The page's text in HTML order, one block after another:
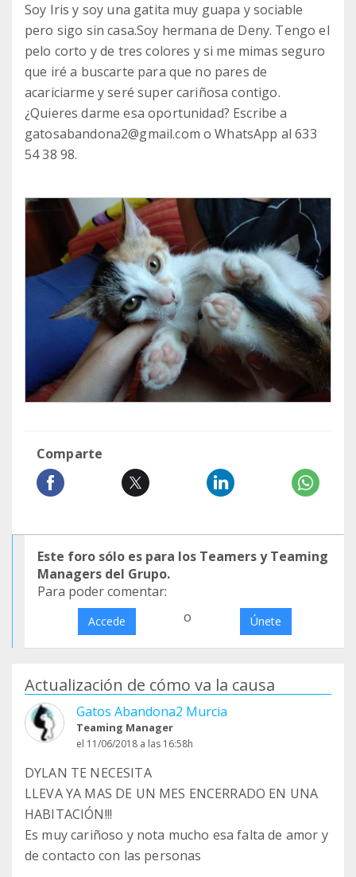
Soy Iris y soy una gatita muy guapa y sociable
pero sigo sin casa.Soy hermana de Deny. Tengo el
pelo corto y de tres colores y si me mimas seguro
que iré a buscarte para que no pares de
acariciarme y seré super cariñosa contigo.
¿Quieres darme esa oportunidad? Escribe a
gatosabandona2@gmail.com o WhatsApp al 633
54 38 98.
Comparte
Este foro sólo es para los Teamers y Teaming
Managers del Grupo.
Para poder comentar:
Accede o Únete
Actualización de cómo va la causa
Gatos Abandona2 Murcia
Teaming Manager
el 11/06/2018 a las 16:58h
DYLAN TE NECESITA
LLEVA YA MAS DE UN MES ENCERRADO EN UNA
HABITACIÓN!!!
Es muy cariñoso y nota mucho esa falta de amor y
de contacto con las personas